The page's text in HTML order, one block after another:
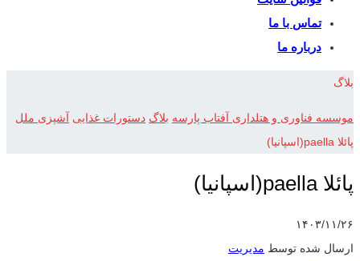
تماس با ما
درباره ما
بلاگ
موسسه فناوری و هتلداری آفتاب پارسه بلاگ دستورات غذایی آشپزی ملل
پائلا paella(اسپانیا)
پائلا paella(اسپانیا)
۱۴۰۳/۱۱/۲۶
ارسال شده توسط مدیریت